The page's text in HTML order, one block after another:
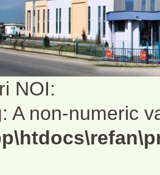
NOI:
: A non-numeric